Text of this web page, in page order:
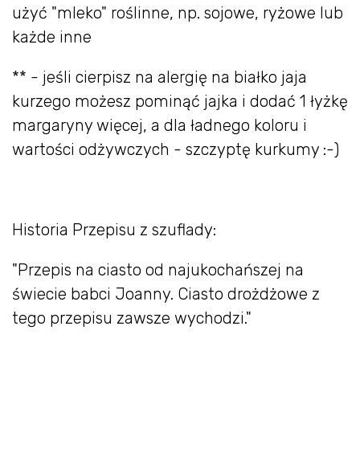
użyć "mleko" roślinne, np. sojowe, ryżowe lub
każde inne
** - jeśli cierpisz na alergię na białko jaja
kurzego możesz pominąć jajka i dodać 1 łyżkę
margaryny więcej, a dla ładnego koloru i
wartości odżywczych - szczyptę kurkumy :-)
Historia Przepisu z szuflady:
"Przepis na ciasto od najukochańszej na
świecie babci Joanny. Ciasto drożdżowe z
tego przepisu zawsze wychodzi."